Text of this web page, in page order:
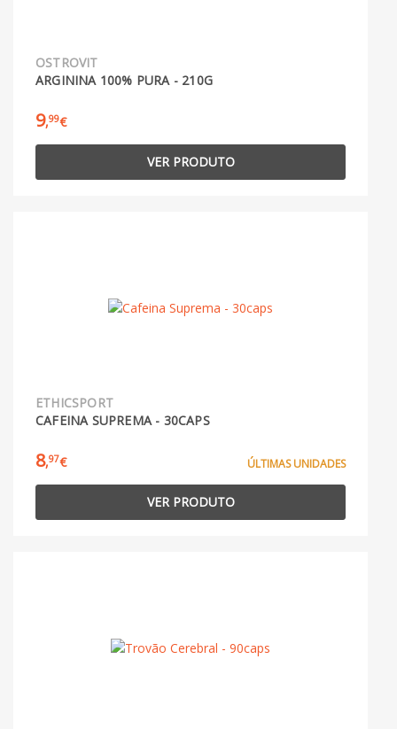
OSTROVIT
ARGININA 100% PURA - 210G
9,99€
VER PRODUTO
ETHICSPORT
CAFEINA SUPREMA - 30CAPS
8,97€ ÚLTIMAS UNIDADES
VER PRODUTO